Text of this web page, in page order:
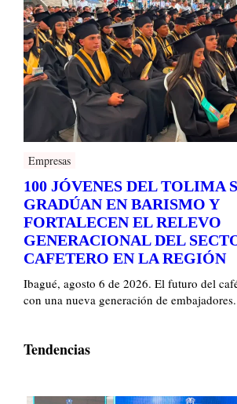
Empresas
100 JÓVENES DEL TOLIMA
GRADÚAN EN BARISMO Y
FORTALECEN EL RELEVO
GENERACIONAL DEL
CAFETERO EN LA REGIÓN
Ibagué, agosto 6 de 2026. El futuro del
con una nueva generación de
Tendencias